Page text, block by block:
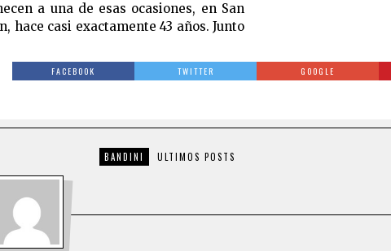
a una de esas ocasiones, en San
hace casi exactamente 43 años. Junto
FACEBOOK TWITTER GOOGLE
BANDINI ULTIMOS POSTS